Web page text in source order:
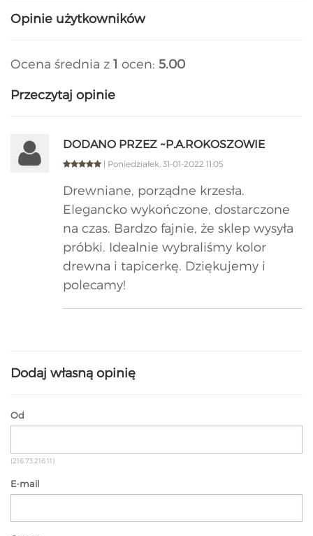
Opinie użytkowników
Ocena średnia z 1 ocen: 5.00
Przeczytaj opinie
DODANO PRZEZ ~P.A.ROKOSZOWIE
| Poniedziałek, 31-01-2022 11:05
Drewniane, porządne krzesła.
Elegancko wykończone, dostarczone
na czas. Bardzo fajnie, że sklep wysyła
próbki. Idealnie wybraliśmy kolor
drewna i tapicerkę. Dziękujemy i
polecamy!
Dodaj własną opinię
Od
(216.73.216.11)
E-mail